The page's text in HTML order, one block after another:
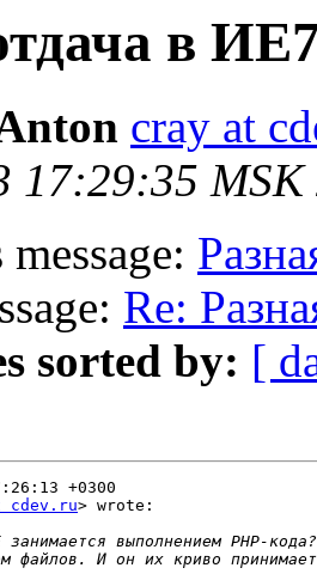
в
cray at
17:29:35 MSK
Re:
sorted by: [
+0300
cdev.ru> wrote: